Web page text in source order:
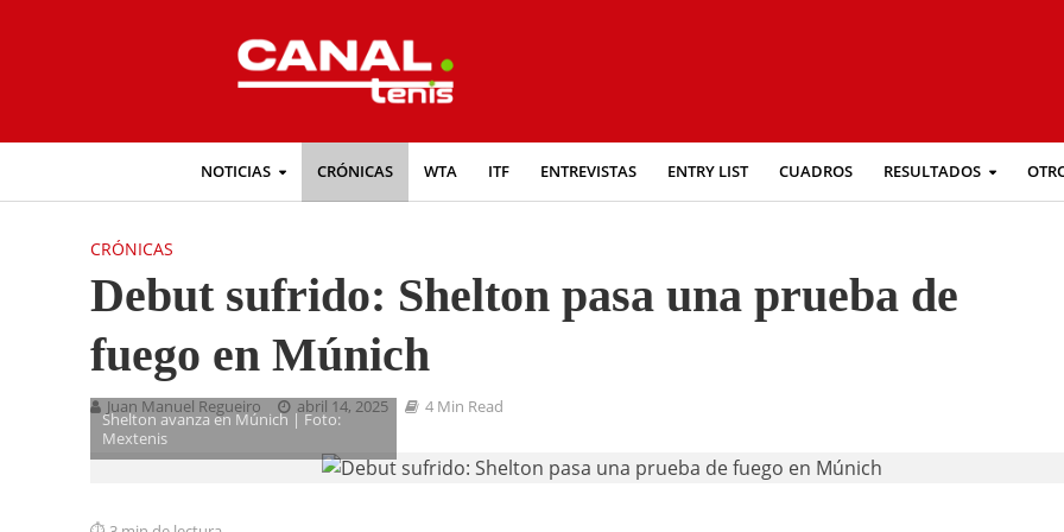
NOTICIAS CRÓNICAS WTA ITF ENTREVISTAS ENTRY LIST CUADROS RESULTADOS
CRÓNICAS
Debut sufrido: Shelton pasa una prueba de
fuego en Múnich
Juan Manuel Regueiro abril 14, 2025 4 Min Read
Shelton avanza en Múnich | Foto:
Mextenis